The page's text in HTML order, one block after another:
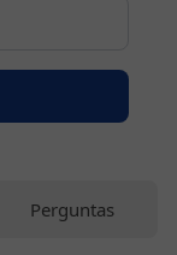
Perguntas